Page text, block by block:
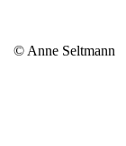
© Anne Seltmann